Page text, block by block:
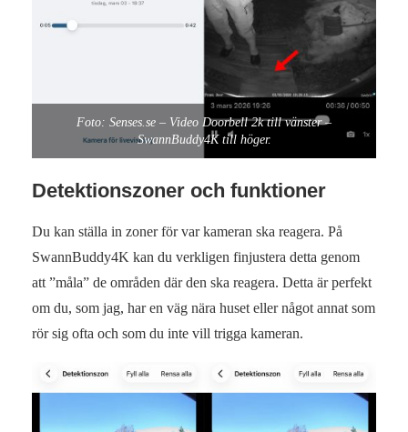
Foto: Senses.se – Video Doorbell 2k till vänster –
SwannBuddy4K till höger.
Detektionszoner och funktioner
Du kan ställa in zoner för var kameran ska reagera. På
SwannBuddy4K kan du verkligen finjustera detta genom
att ”måla” de områden där den ska reagera. Detta är perfekt
om du, som jag, har en väg nära huset eller något annat som
rör sig ofta och som du inte vill trigga kameran.